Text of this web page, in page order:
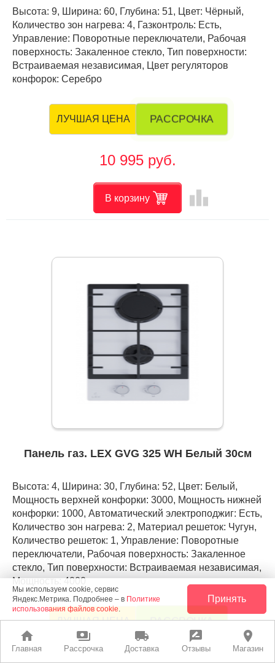
home
Главная
payments
Рассрочка
local_shipping
Доставка
rate_review
Отзывы
place
Магазин
Высота: 9, Ширина: 60, Глубина: 51, Цвет: Чёрный,
Количество зон нагрева: 4, Газконтроль: Есть,
Управление: Поворотные переключатели, Рабочая
поверхность: Закаленное стекло, Тип поверхности:
Встраиваемая независимая, Цвет регуляторов
конфорок: Серебро
ЛУЧШАЯ ЦЕНА РАССРОЧКА
10 995 руб.
В корзину leaderboard
Панель газ. LEX GVG 325 WH Белый 30см
Высота: 4, Ширина: 30, Глубина: 52, Цвет: Белый,
Мощность верхней конфорки: 3000, Мощность нижней
конфорки: 1000, Автоматический электроподжиг: Есть,
Количество зон нагрева: 2, Материал решеток: Чугун,
Количество решеток: 1, Управление: Поворотные
переключатели, Рабочая поверхность: Закаленное
стекло, Тип поверхности: Встраиваемая независимая,
Мощность: 4000
ЛУЧШАЯ ЦЕНА РАССРОЧКА
Мы используем cookie, сервис
Яндекс.Метрика. Подробнее – в Политике
использования файлов cookie.
Принять